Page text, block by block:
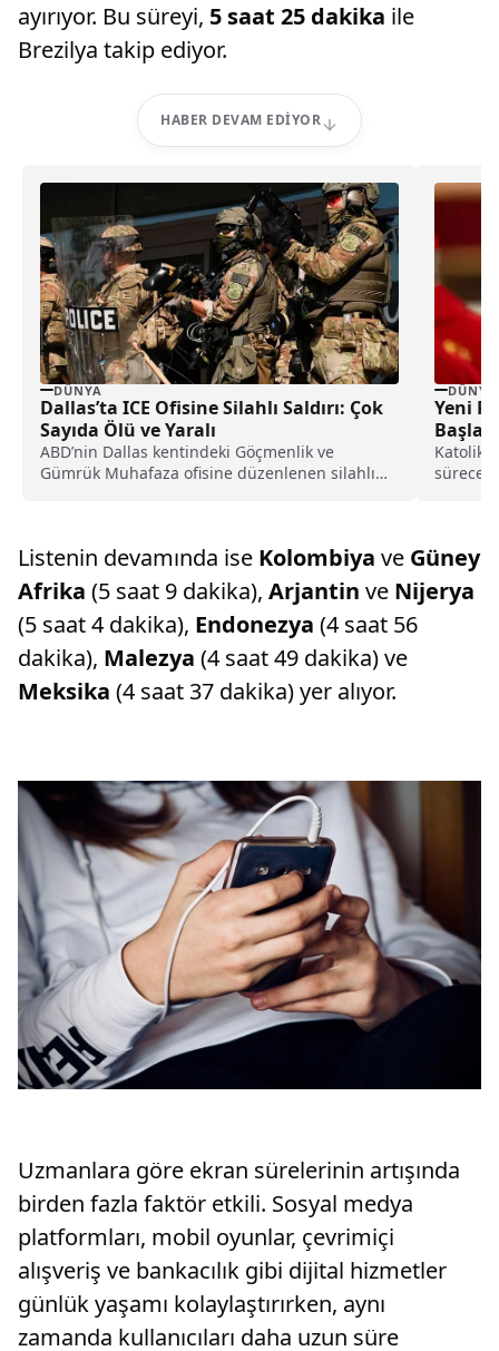
ayırıyor. Bu süreyi, 5 saat 25 dakika ile
Brezilya takip ediyor.
HABER DEVAM EDIYOR
DÜNYA
Dallas’ta ICE Ofisine Silahlı Saldırı: Çok
Sayıda Ölü ve Yaralı
ABD’nin Dallas kentindeki Göçmenlik ve
Gümrük Muhafaza ofisine düzenlenen silahlı
DÜNYA
Yeni
Katolik
sürece
Listenin devamında ise Kolombiya ve Güney
Afrika (5 saat 9 dakika), Arjantin ve Nijerya
(5 saat 4 dakika), Endonezya (4 saat 56
dakika), Malezya (4 saat 49 dakika) ve
Meksika (4 saat 37 dakika) yer alıyor.
Uzmanlara göre ekran sürelerinin artışında
birden fazla faktör etkili. Sosyal medya
platformları, mobil oyunlar, çevrimiçi
alışveriş ve bankacılık gibi dijital hizmetler
günlük yaşamı kolaylaştırırken, aynı
zamanda kullanıcıları daha uzun süre